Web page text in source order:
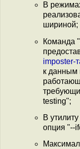
В
шириной;
Команда
imposter-
к данным
testing";
В
опция "--